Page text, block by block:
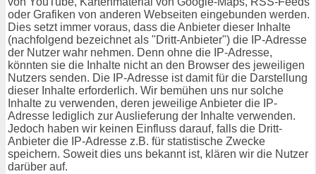
oder Grafiken von anderen Webseiten eingebunden werden.
Dies setzt immer voraus, dass die Anbieter dieser Inhalte
(nachfolgend bezeichnet als "Dritt-Anbieter") die IP-Adresse
der Nutzer wahr nehmen. Denn ohne die IP-Adresse,
könnten sie die Inhalte nicht an den Browser des jeweiligen
Nutzers senden. Die IP-Adresse ist damit für die Darstellung
dieser Inhalte erforderlich. Wir bemühen uns nur solche
Inhalte zu verwenden, deren jeweilige Anbieter die IP-
Adresse lediglich zur Auslieferung der Inhalte verwenden.
Jedoch haben wir keinen Einfluss darauf, falls die Dritt-
Anbieter die IP-Adresse z.B. für statistische Zwecke
speichern. Soweit dies uns bekannt ist, klären wir die Nutzer
darüber auf.